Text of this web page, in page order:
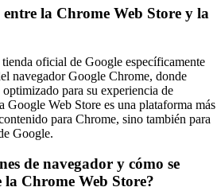
la Chrome Web Store y la
oficial de Google específicamente
navegador Google Chrome, donde
para su experiencia de
Google Web Store es una plataforma más
para Chrome, sino también para
Google.
de navegador y cómo se
la Chrome Web Store?